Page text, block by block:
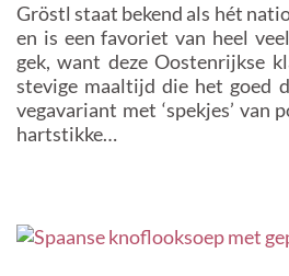
Gröstl staat bekend als hét
en is een favoriet van heel
gek, want deze Oostenrijkse
stevige maaltijd die het goed
vegavariant met ‘spekjes’ van
hartstikke…